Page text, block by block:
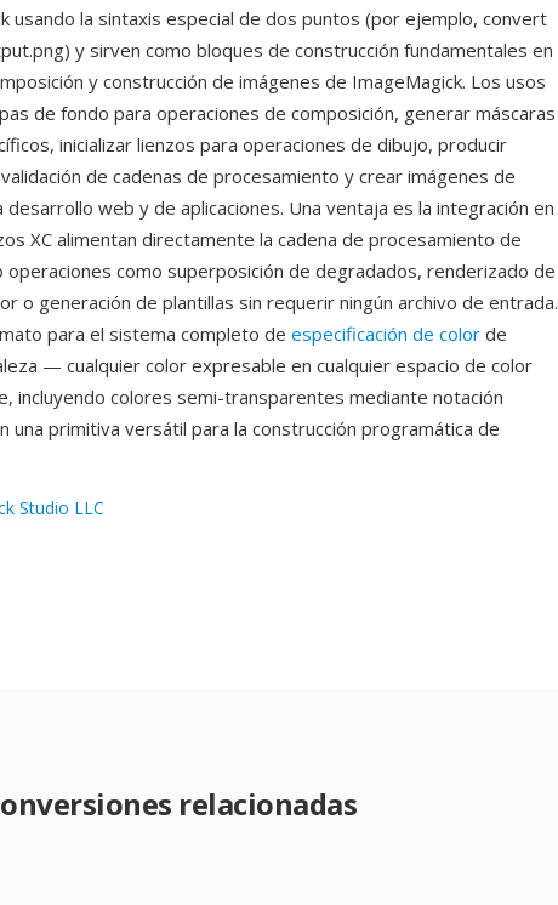
usando la sintaxis especial de dos puntos (por ejemplo, convert
y sirven como bloques de construcción fundamentales en
y construcción de imágenes de ImageMagick. Los usos
de fondo para operaciones de composición, generar máscaras
inicializar lienzos para operaciones de dibujo, producir
de cadenas de procesamiento y crear imágenes de
web y de aplicaciones. Una ventaja es la integración en
XC alimentan directamente la cadena de procesamiento de
operaciones como superposición de degradados, renderizado de
o generación de plantillas sin requerir ningún archivo de entrada.
para el sistema completo de especificación de color de
— cualquier color expresable en cualquier espacio de color
incluyendo colores semi-transparentes mediante notación
una primitiva versátil para la construcción programática de
Studio LLC
relacionadas